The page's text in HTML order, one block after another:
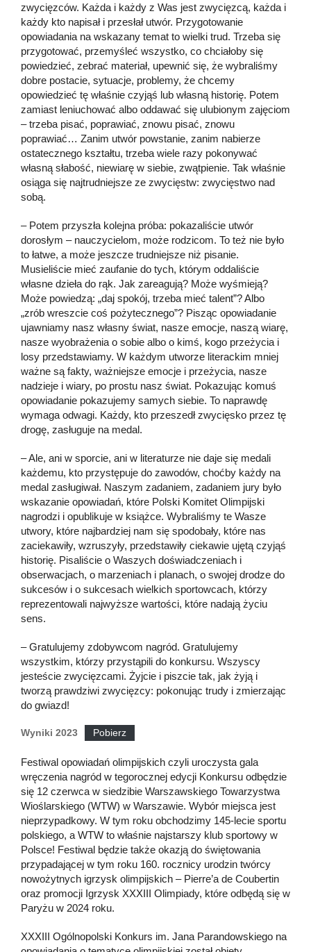
zwycięzców. Każda i każdy z Was jest zwycięzcą, każda i
każdy kto napisał i przesłał utwór. Przygotowanie
opowiadania na wskazany temat to wielki trud. Trzeba się
przygotować, przemyśleć wszystko, co chciałoby się
powiedzieć, zebrać materiał, upewnić się, że wybraliśmy
dobre postacie, sytuacje, problemy, że chcemy
opowiedzieć tę właśnie czyjąś lub własną historię. Potem
zamiast leniuchować albo oddawać się ulubionym zajęciom
– trzeba pisać, poprawiać, znowu pisać, znowu
poprawiać… Zanim utwór powstanie, zanim nabierze
ostatecznego kształtu, trzeba wiele razy pokonywać
własną słabość, niewiarę w siebie, zwątpienie. Tak właśnie
osiąga się najtrudniejsze ze zwycięstw: zwycięstwo nad
sobą.
– Potem przyszła kolejna próba: pokazaliście utwór
dorosłym – nauczycielom, może rodzicom. To też nie było
to łatwe, a może jeszcze trudniejsze niż pisanie.
Musieliście mieć zaufanie do tych, którym oddaliście
własne dzieła do rąk. Jak zareagują? Może wyśmieją?
Może powiedzą: „daj spokój, trzeba mieć talent”? Albo
„zrób wreszcie coś pożytecznego”? Pisząc opowiadanie
ujawniamy nasz własny świat, nasze emocje, naszą wiarę,
nasze wyobrażenia o sobie albo o kimś, kogo przeżycia i
losy przedstawiamy. W każdym utworze literackim mniej
ważne są fakty, ważniejsze emocje i przeżycia, nasze
nadzieje i wiary, po prostu nasz świat. Pokazując komuś
opowiadanie pokazujemy samych siebie. To naprawdę
wymaga odwagi. Każdy, kto przeszedł zwycięsko przez tę
drogę, zasługuje na medal.
– Ale, ani w sporcie, ani w literaturze nie daje się medali
każdemu, kto przystępuje do zawodów, choćby każdy na
medal zasługiwał. Naszym zadaniem, zadaniem jury było
wskazanie opowiadań, które Polski Komitet Olimpijski
nagrodzi i opublikuje w książce. Wybraliśmy te Wasze
utwory, które najbardziej nam się spodobały, które nas
zaciekawiły, wzruszyły, przedstawiły ciekawie ujętą czyjąś
historię. Pisaliście o Waszych doświadczeniach i
obserwacjach, o marzeniach i planach, o swojej drodze do
sukcesów i o sukcesach wielkich sportowcach, którzy
reprezentowali najwyższe wartości, które nadają życiu
sens.
– Gratulujemy zdobywcom nagród. Gratulujemy
wszystkim, którzy przystąpili do konkursu. Wszyscy
jesteście zwycięzcami. Żyjcie i piszcie tak, jak żyją i
tworzą prawdziwi zwycięzcy: pokonując trudy i zmierzając
do gwiazd!
Wyniki 2023 Pobierz
Festiwal opowiadań olimpijskich czyli uroczysta gala
wręczenia nagród w tegorocznej edycji Konkursu odbędzie
się 12 czerwca w siedzibie Warszawskiego Towarzystwa
Wioślarskiego (WTW) w Warszawie. Wybór miejsca jest
nieprzypadkowy. W tym roku obchodzimy 145-lecie sportu
polskiego, a WTW to właśnie najstarszy klub sportowy w
Polsce! Festiwal będzie także okazją do świętowania
przypadającej w tym roku 160. rocznicy urodzin twórcy
nowożytnych igrzysk olimpijskich – Pierre’a de Coubertin
oraz promocji Igrzysk XXXIII Olimpiady, które odbędą się w
Paryżu w 2024 roku.
XXXIII Ogólnopolski Konkurs im. Jana Parandowskiego na